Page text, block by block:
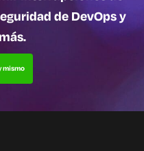
de DevOps y
mismo